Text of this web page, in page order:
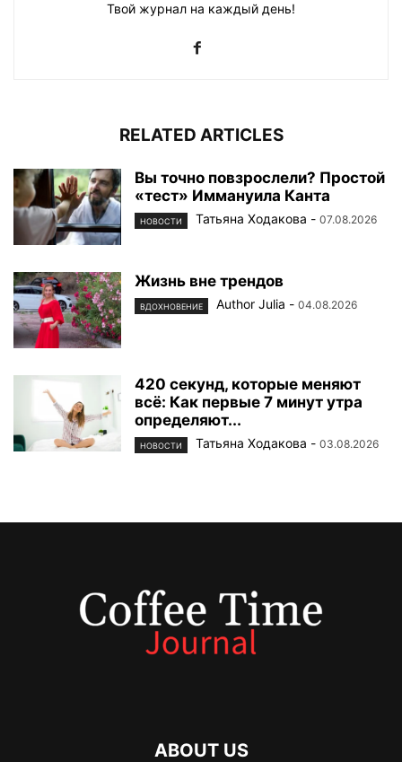
Твой журнал на каждый день!
RELATED ARTICLES
Вы точно повзрослели? Простой
«тест» Иммануила Канта
НОВОСТИ Татьяна Ходакова - 07.08.2026
Жизнь вне трендов
ВДОХНОВЕНИЕ Author Julia - 04.08.2026
420 секунд, которые меняют
всё: Как первые 7 минут утра
определяют...
НОВОСТИ Татьяна Ходакова - 03.08.2026
ABOUT US